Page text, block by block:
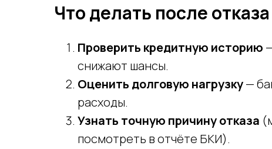
Что делать после отказа
Проверить кредитную историю
снижают шансы.
Оценить долговую нагрузку—
расходы.
Узнать точную причину отказа
посмотреть в отчёте БКИ).